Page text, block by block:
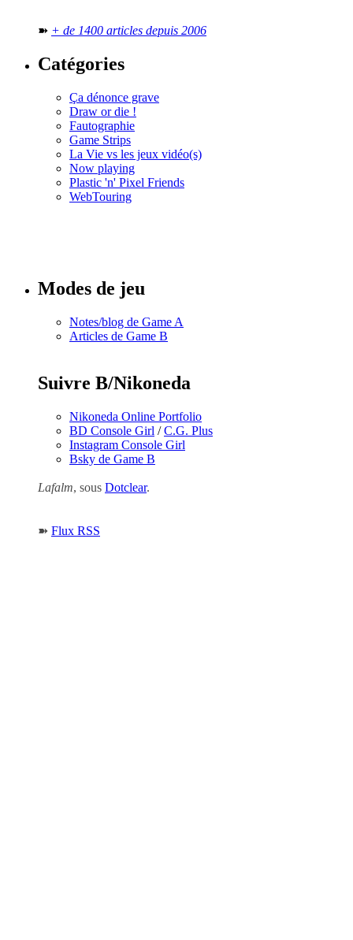
➽ + de 1400 articles depuis 2006
Catégories
Ça dénonce grave
Draw or die !
Fautographie
Game Strips
La Vie vs les jeux vidéo(s)
Now playing
Plastic 'n' Pixel Friends
WebTouring
Modes de jeu
Notes/blog de Game A
Articles de Game B
Suivre B/Nikoneda
Nikoneda Online Portfolio
BD Console Girl /C.G. Plus
Instagram Console Girl
Bsky de Game B
Lafalm, sous Dotclear.
➽ Flux RSS